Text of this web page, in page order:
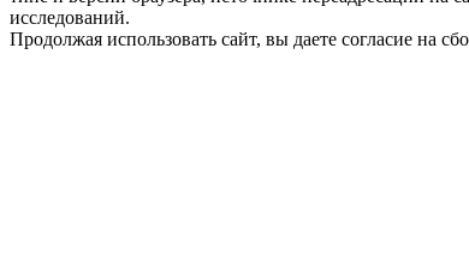
исследований.
Продолжая использовать сайт, вы даете согласие на